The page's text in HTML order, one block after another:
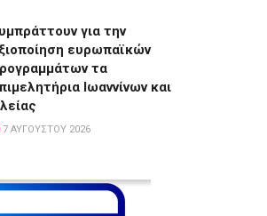
για την
ευρωπαϊκών
τα
Ιωαννίνων και
7 ΑΥΓΟΎΣΤΟΥ 2026